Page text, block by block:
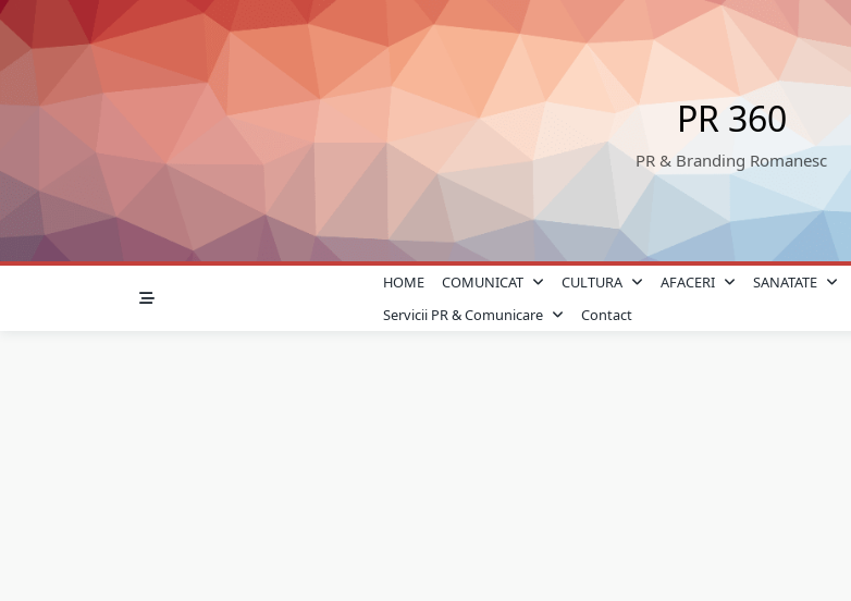
Skip
to
content
PR 360
PR & Branding Romanesc
HOME COMUNICAT CULTURA AFACERI SANATATE
Servicii PR & Comunicare
Contact